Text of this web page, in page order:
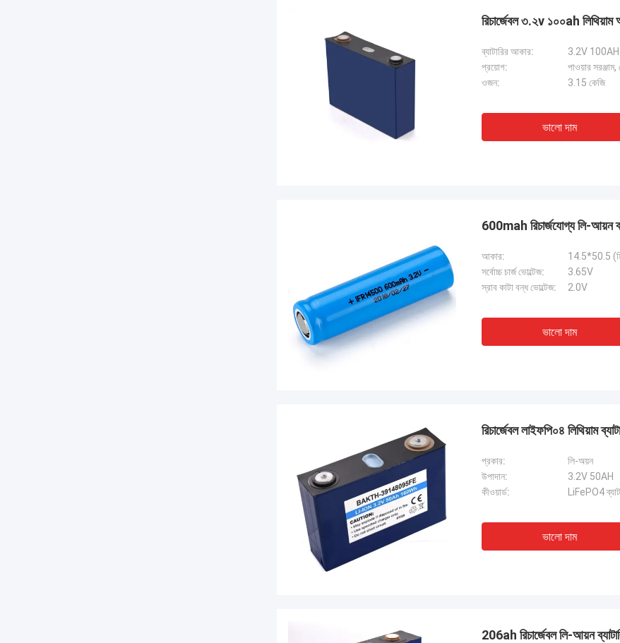
রিচার্জেবল ৩.২v ১০০ah লিথিয়াম
ব্যাটারির আকার:
3.2V 100AH
প্রয়োগ:
পাওয়ার
ওজন:
3.15 কেজি
ভালো দাম
600mah রিচার্জযোগ্য লি-আয়ন
আকার:
14.5*50.5
সর্বোচ্চ চার্জ ভোল্টেজ:
3.65V
স্রাব কাটা বন্ধ ভোল্টেজ:
2.0V
ভালো দাম
রিচার্জেবল লাইফপি০৪ লিথিয়াম
প্রকার:
লি-অয়ন
উপাদান:
3.2V 50AH
কীওয়ার্ড:
LiFePO4
ভালো দাম
206ah রিচার্জেবল লি-আয়ন